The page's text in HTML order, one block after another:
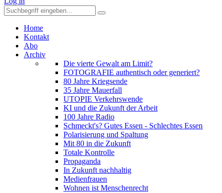
Home
Kontakt
Abo
Archiv
Die vierte Gewalt am Limit?
FOTOGRAFIE authentisch oder generiert?
80 Jahre Kriegsende
35 Jahre Mauerfall
UTOPIE Verkehrswende
KI und die Zukunft der Arbeit
100 Jahre Radio
Schmeckt's? Gutes Essen - Schlechtes Essen
Polarisierung und Spaltung
Mit 80 in die Zukunft
Totale Kontrolle
Propaganda
In Zukunft nachhaltig
Medienfrauen
Wohnen ist Menschenrecht